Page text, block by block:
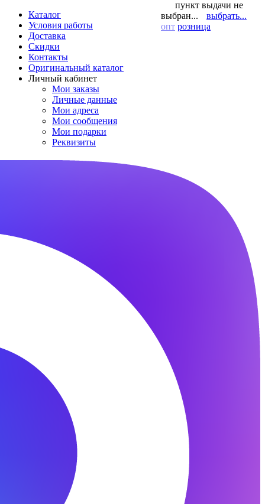
Каталог
Условия работы
Доставка
Скидки
Контакты
Оригинальный каталог
Личный кабинет
Мои заказы
Личные данные
Мои адреса
Мои сообщения
Мои подарки
Реквизиты
пункт выдачи не
выбран...
выбрать...
опт розница